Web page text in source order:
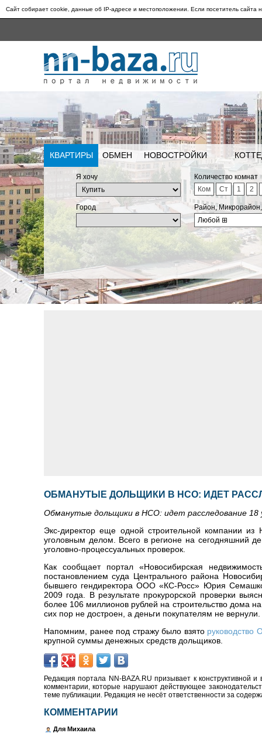
Сайт собирает cookie, данные об IP-адресе и местоположении. Если посетитель сайта
КВАРТИРЫ ОБМЕН НОВОСТРОЙКИ
Я хочу
Количество комнат
Ком
Ст 1 2
Город
Район,
Любой ⊞
ОБМАНУТЫЕ ДОЛЬЩИКИ В НСО: ИДЕТ
Обманутые дольщики в НСО: идет расследование 18
Экс-директор еще одной строительной компании
уголовным делом. Всего в регионе на сегодняшний
уголовно-процессуальных проверок.
Как сообщает портал «Новосибирская
постановлением суда Центрального района
бывшего гендиректора ООО «КС-Росс» Юрия
2009 года. В результате прокурорской проверки
более 106 миллионов рублей на строительство дома
сих пор не достроен, а деньги покупателям не вернули.
Напомним, ранее под стражу было взято руководство
крупной суммы денежных средств дольщиков.
Редакция портала NN-BAZA.RU призывает к конструктивной
комментарии, которые нарушают действующее
теме публикации. Редакция не несёт ответственности за
КОММЕНТАРИИ
Для Михаила